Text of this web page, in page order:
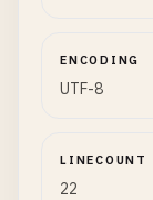
ENCODING
UTF-8
LINECOUNT
22